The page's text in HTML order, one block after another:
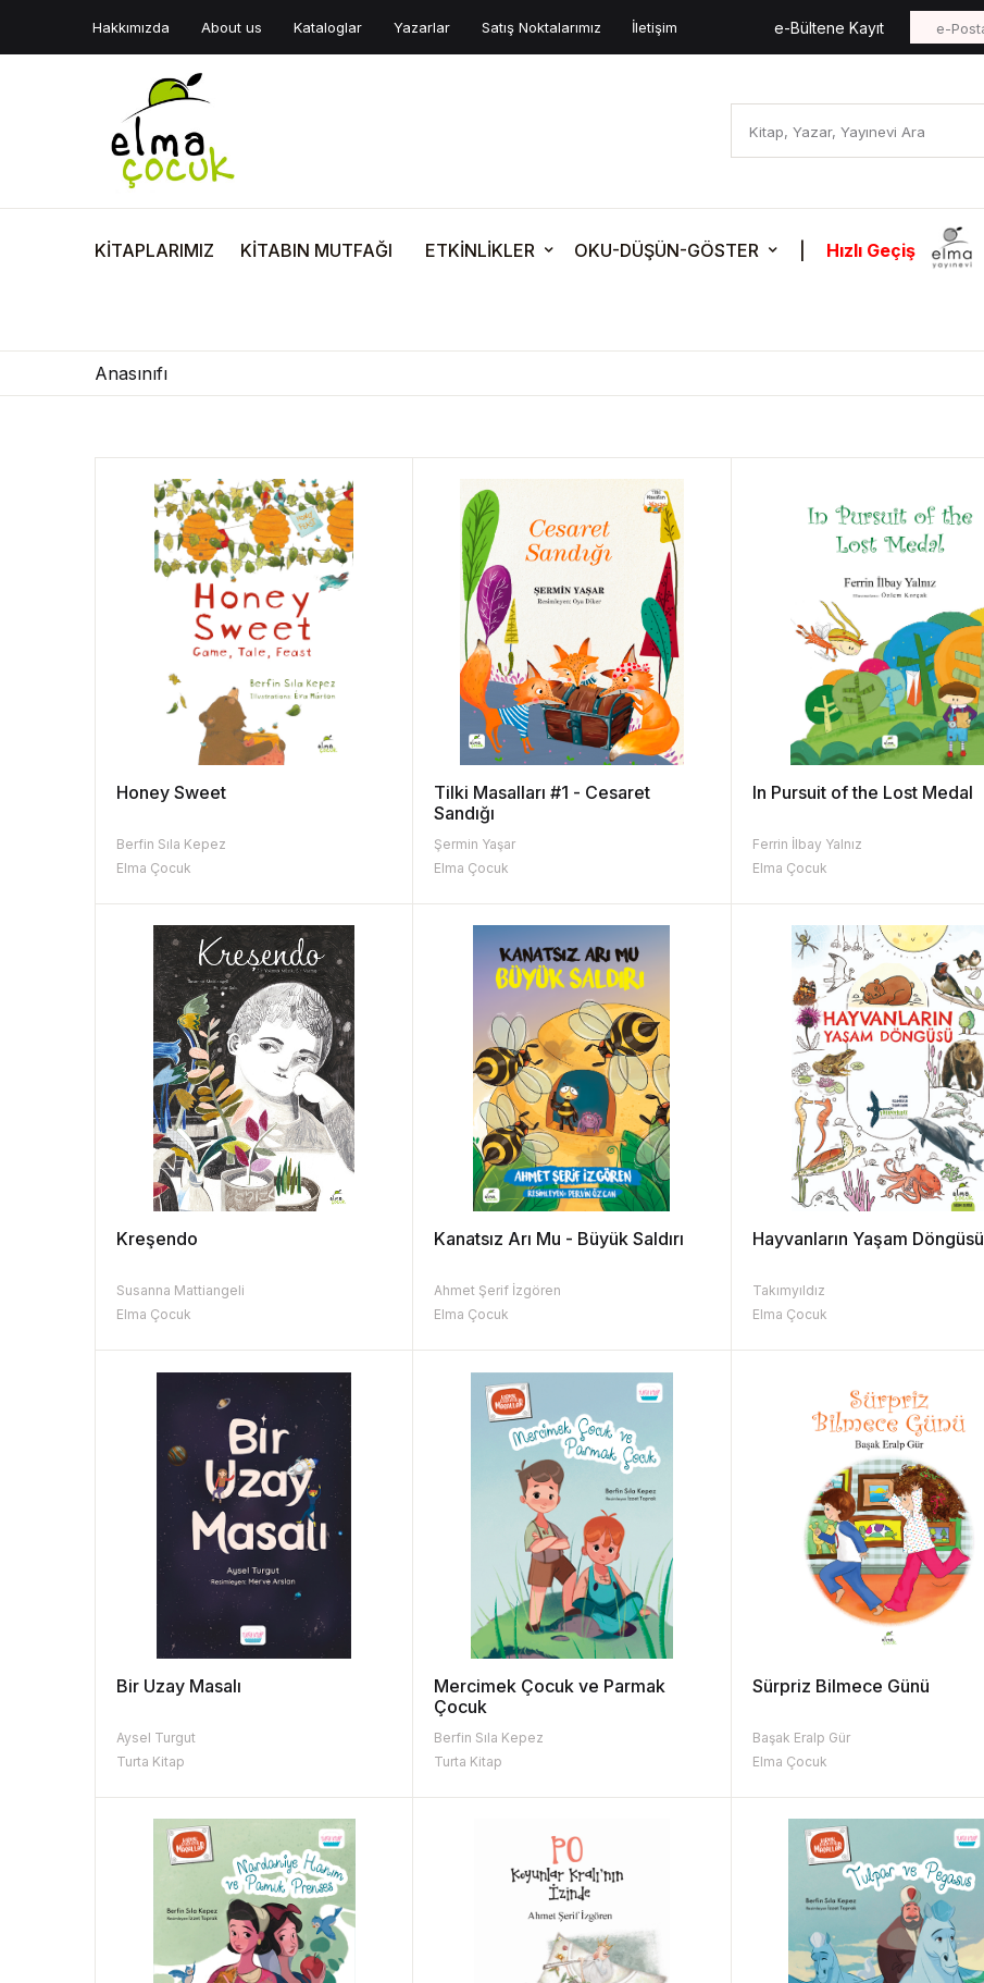
Hakkımızda About us Kataloglar Yazarlar Satış Noktalarımız İletişim e-Bültene Kayıt
KİTAPLARIMIZ KİTABIN MUTFAĞI ETKİNLİKLER OKU-DÜŞÜN-GÖSTER Hızlı Geçiş
Anasınıfı
Honey Sweet
Berfin Sıla Kepez
Elma Çocuk
Tilki Masalları #1 - Cesaret
Sandığı
Şermin Yaşar
Elma Çocuk
In Pursuit of the Lost Medal
Ferrin İlbay Yalnız
Elma Çocuk
Kreşendo
Susanna Mattiangeli
Elma Çocuk
Kanatsız Arı Mu - Büyük Saldırı
Ahmet Şerif İzgören
Elma Çocuk
Hayvanların Yaşam Döngüsü
Takımyıldız
Elma Çocuk
Bir Uzay Masalı
Aysel Turgut
Turta Kitap
Mercimek Çocuk ve Parmak
Çocuk
Berfin Sıla Kepez
Turta Kitap
Sürpriz Bilmece Günü
Başak Eralp Gür
Elma Çocuk